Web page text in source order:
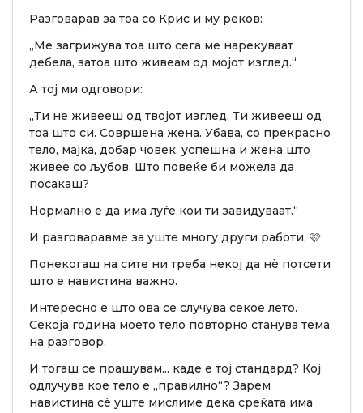
Разговарав за тоа со Крис и му реков:
„Ме загрижува тоа што сега ме нарекуваат
дебела, затоа што живеам од мојот изглед.“
А тој ми одговори:
„Ти не живееш од твојот изглед. Ти живееш од
тоа што си. Совршена жена. Убава, со прекрасно
тело, мајка, добар човек, успешна и жена што
живее со љубов. Што повеќе би можела да
посакаш?
Нормално е да има луѓе кои ти завидуваат.“
И разговаравме за уште многу други работи. 🩷
Понекогаш на сите ни треба некој да нè потсети
што е навистина важно.
Интересно е што ова се случува секое лето.
Секоја година моето тело повторно станува тема
на разговор.
И тогаш се прашувам... каде е тој стандард? Кој
одлучува кое тело е „правилно“? Зарем
навистина сè уште мислиме дека среќата има